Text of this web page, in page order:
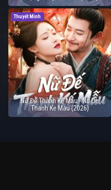
Thuyết Minh
Nữ Đế Thành Kế Mẫu - Nu De
Thanh Ke Mau (2026)